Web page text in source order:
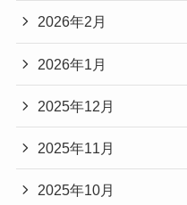
2026年2月
2026年1月
2025年12月
2025年11月
2025年10月